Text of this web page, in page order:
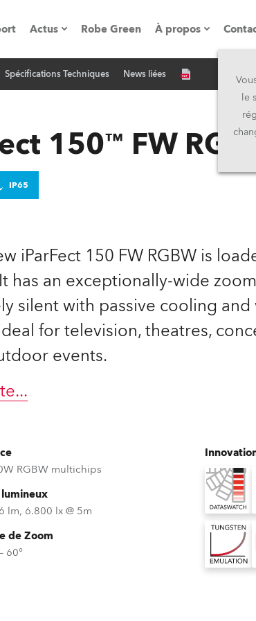
Actus
Communiqués de presse
Robe Green À propos
Présentation de
Fabriqué en
Propriétaires
Kariéra (CZ)
Légal
le
Spécifications Techniques News liées
150™ FW
IP65
iParFect 150 FW RGBW is
has an exceptionally-wide
silent with passive cooling and
for television, theatres,
events.
...
RGBW multichips
lm, 6.800 lx @ 5m
de Zoom
60°